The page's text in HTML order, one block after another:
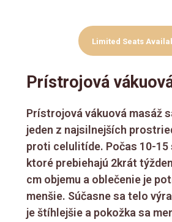
Limited Seats
Prístrojová
Prístrojová vákuová masáž
jeden z najsilnejších
proti celulitíde. Počas 10-15
ktoré prebiehajú 2krát
cm objemu a oblečenie je
menšie. Súčasne sa telo
je štíhlejšie a pokožka sa